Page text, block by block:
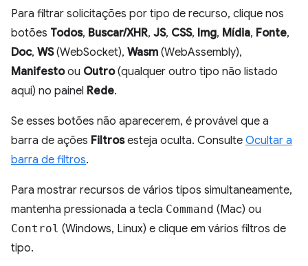
Para filtrar solicitações por tipo de recurso, clique nos
botões Todos, Buscar/XHR, JS, CSS, Img, Mídia, Fonte,
Doc, WS(WebSocket), Wasm (WebAssembly),
Manifestoou Outro(qualquer outro tipo não listado
aqui) no painel Rede.
Se esses botões não aparecerem, é provável que a
barra de ações Filtrosesteja oculta. Consulte Ocultar a
barra de filtros.
Para mostrar recursos de vários tipos simultaneamente,
mantenha pressionada a tecla Command (Mac) ou
Control (Windows, Linux) e clique em vários filtros de
tipo.